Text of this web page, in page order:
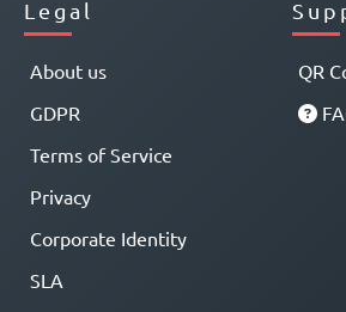
Legal
About us
GDPR
Terms of Service
Privacy
Corporate Identity
SLA
QR